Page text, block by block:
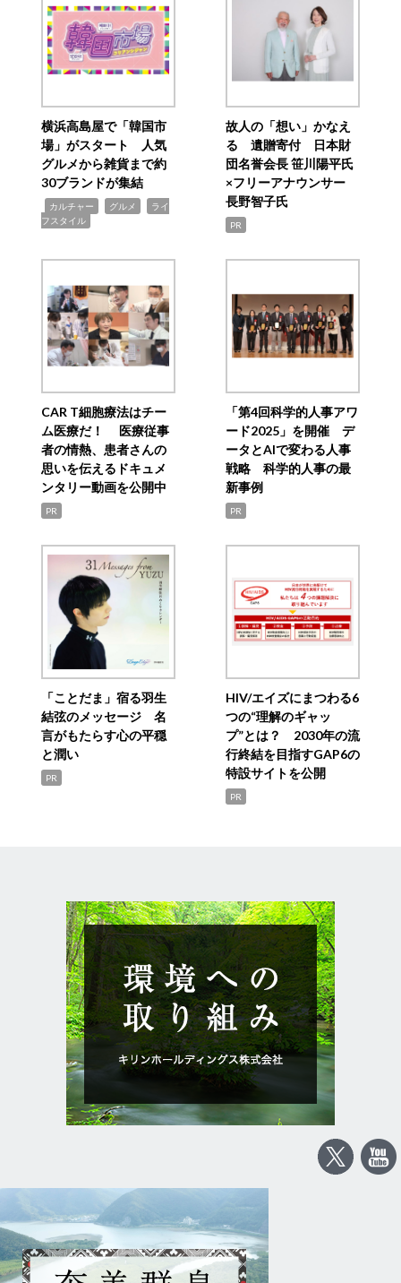
横浜高島屋で「韓国市
場」がスタート 人気
グルメから雑貨まで約
30ブランドが集結
カルチャー グルメ
ライ
フスタイル
故人の「想い」かなえ
る 遺贈寄付 日本財
団名誉会長 笹川陽平氏
×フリーアナウンサー
長野智子氏
PR
CAR T細胞療法はチー
ム医療だ！ 医療従事
者の情熱、患者さんの
思いを伝えるドキュメ
ンタリー動画を公開中
PR
「第4回科学的人事アワ
ード2025」を開催 デ
ータとAIで変わる人事
戦略 科学的人事の最
新事例
PR
「ことだま」宿る羽生
結弦のメッセージ 名
言がもたらす心の平穏
と潤い
PR
HIV/エイズにまつわる6
つの“理解のギャッ
プ”とは？ 2030年の流
行終結を目指すGAP6の
特設サイトを公開
PR